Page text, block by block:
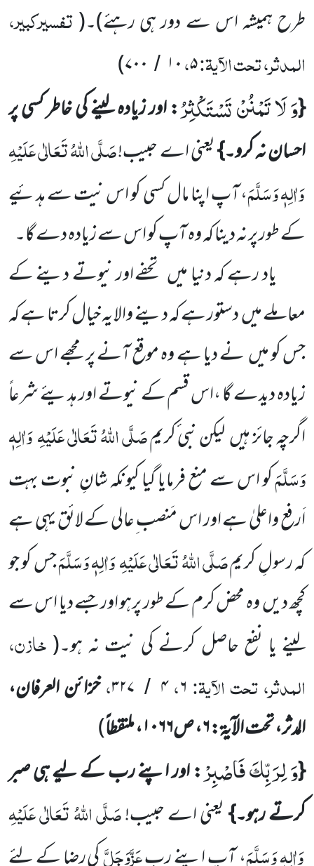
طرح ہمیشہ اس سے دور ہی رہئے)۔(تفسیرکبیر،
المدثر، تحت الآیۃ:۵،۱۰ / ۷۰۰)
{وَ لَا تَمْنُنْ تَسْتَكْثِرُ: اور زیادہ لینے کی خاطر کسی پر
احسان نہ کرو۔}یعنی اے حبیب!صَلَّی اللّٰہُ تَعَالٰی عَلَیْہِ
وَاٰلِہٖ وَسَلَّمَ، آپ اپنا مال کسی کو اس نیت سے ہدئیے
کے طور پر نہ دینا کہ وہ آپ کو اس سے زیادہ دے گا۔
یاد رہے کہ دنیا میں تحفے اور نیوتے دینے کے
معاملے میںدستور ہے کہ دینے والا یہ خیال کرتا ہے کہ
جس کو میںنے دیا ہے وہ موقع آنے پر مجھے اس سے
زیادہ دیدے گا ،اس قسم کے نیوتے اور ہدیئے شرعاً
اگرچہ جائز ہیںلیکننبی ٔکریمصَلَّی اللّٰہُ تَعَالٰی عَلَیْہِوَاٰلِہٖ
وَسَلَّمَکو اس سے منع فرمایا گیا کیونکہ شانِ نبوت بہت
اَرفع واعلیٰ ہے اور اس مَنصب ِعالیکے لائق یہی ہے
کہ رسولِ کریمصَلَّی اللّٰہُ تَعَالٰی عَلَیْہِوَاٰلِہٖ وَسَلَّمَجس کو جو
کچھ دیںوہ محض کرم کے طور پرہو اور جسے دیا اس سے
لینے یا نفع حاصل کرنے کی نیت نہ ہو۔(خازن،
المدثر، تحت الآیۃ: ۶،۴ / ۳۲۷،خزائن العرفان،
المدثر، تحت الآیۃ:۶، ص۱۰۶۶، ملتقطاً)
{وَ لِرَبِّكَ فَاصْبِرْ: اور اپنے رب کے لیے ہی صبر
کرتے رہو۔}یعنی اے حبیب!صَلَّی اللّٰہُ تَعَالٰی عَلَیْہِ
وَاٰلِہٖ وَسَلَّمَ،آپ اپنے ربعَزَّوَجَلَّکی رضا کے لئے